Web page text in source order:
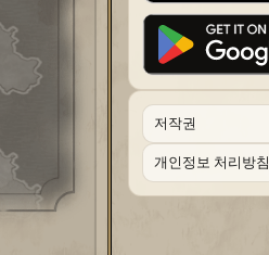
저작권
개인정보 처리방침